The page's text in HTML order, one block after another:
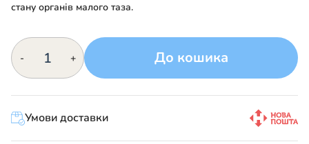
стану органів малого таза.
-
Фемінат
кількість
+ До кошика
Умови доставки